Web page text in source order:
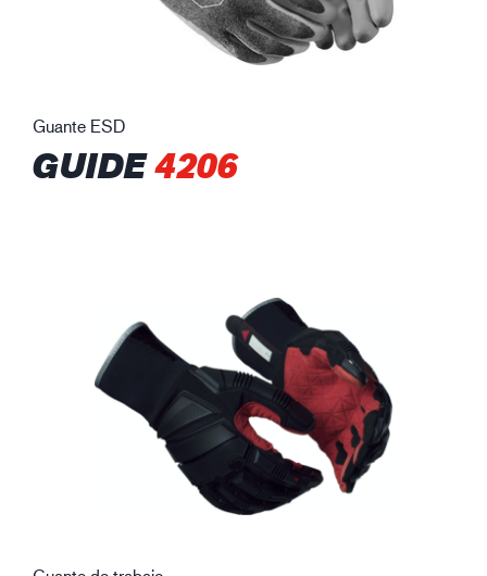
Guante ESD
GUIDE4206